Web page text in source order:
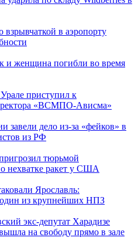
взрывчаткой в аэропорту
и женщина погибли во время
приступил к
«ВСМПО-Ависма»
завели дело из-за «фейков» в
из РФ
тюрьмой
нехватке ракет у США
Ярославль:
один из крупнейших НПЗ
экс-депутат Харадизе
на свободу прямо в зале